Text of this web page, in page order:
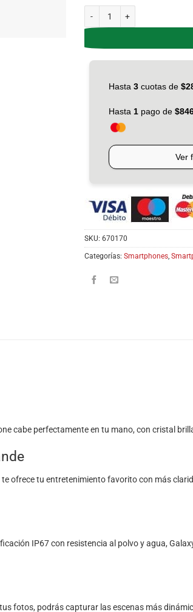
SKU: 670170
Categorías: Smartphones,
cabe perfectamente en tu mano, con cristal
ofrece tu entretenimiento favorito con más
IP67 con resistencia al polvo y agua,
fotos, podrás capturar las escenas más